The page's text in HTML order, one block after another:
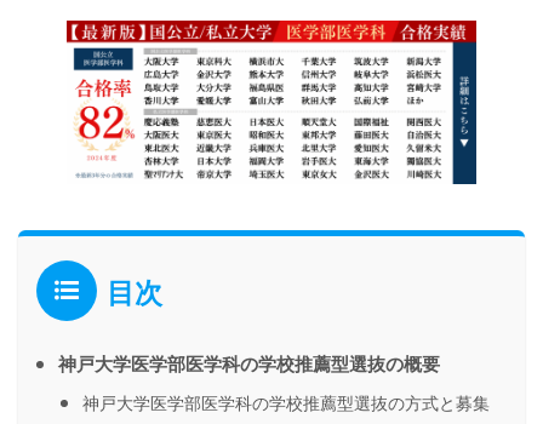
目次
神戸大学医学部医学科の学校推薦型選抜の概要
神戸大学医学部医学科の学校推薦型選抜の方式と募集